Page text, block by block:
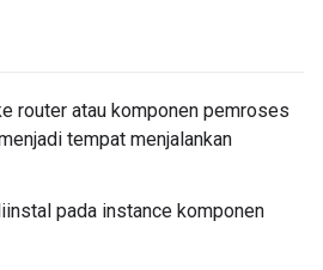
router atau komponen pemroses
tempat menjalankan
pada instance komponen